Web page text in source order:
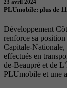
23 avril 2024
PLUmobile: plus de
Développement
renforce sa
Capitale-Nationale,
effectués en
de-Beaupré et de
PLUmobile et une